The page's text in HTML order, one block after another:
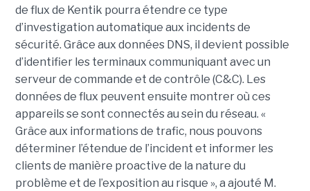
de flux de Kentik pourra étendre ce type
d’investigation automatique aux incidents de
sécurité. Grâce aux données DNS, il devient possible
d’identifier les terminaux communiquant avec un
serveur de commande et de contrôle (C&C). Les
données de flux peuvent ensuite montrer où ces
appareils se sont connectés au sein du réseau. «
Grâce aux informations de trafic, nous pouvons
déterminer l’étendue de l’incident et informer les
clients de manière proactive de la nature du
problème et de l’exposition au risque », a ajouté M.